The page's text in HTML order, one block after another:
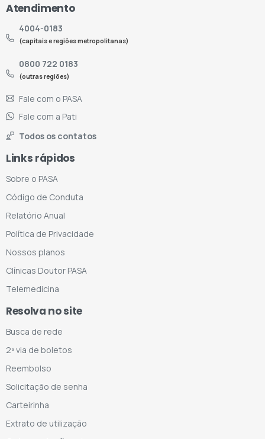
Atendimento
4004-0183
(capitais e regiões metropolitanas)
0800 722 0183
(outras regiões)
Fale com o PASA
Fale com a Pati
Todos os contatos
Links rápidos
Sobre o PASA
Código de Conduta
Relatório Anual
Política de Privacidade
Nossos planos
Clínicas Doutor PASA
Telemedicina
Resolva no site
Busca de rede
2ª via de boletos
Reembolso
Solicitação de senha
Carteirinha
Extrato de utilização